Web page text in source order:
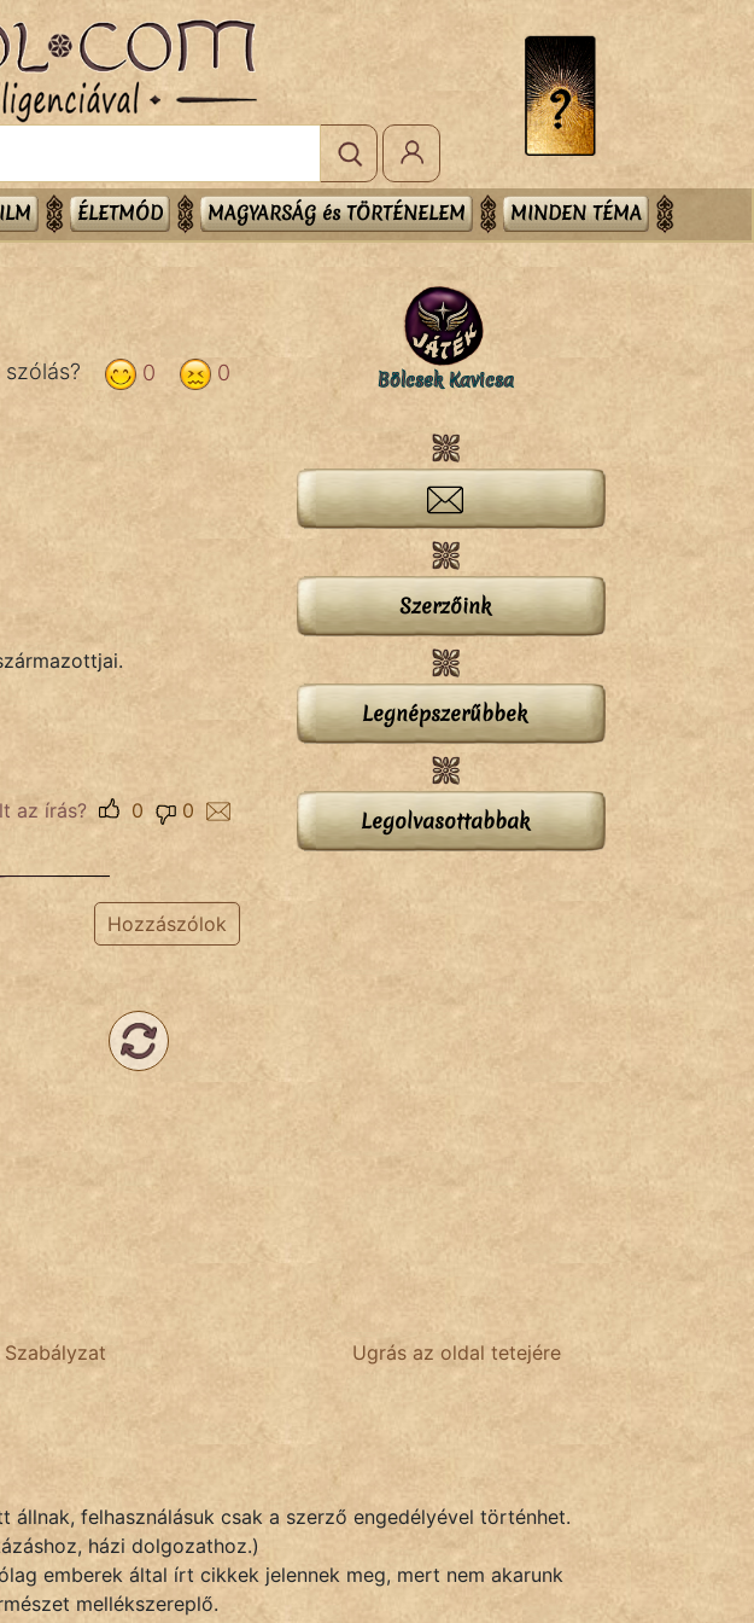
ÉLETMÓD MAGYARSÁG és TÖRTÉNELEM MINDEN TÉMA
0
0
az írás? 0
0
Hozzászólok
Bölcsek Kavicsa
Szerzőink
Legnépszerűbbek
Legolvasottabbak
Ugrás az oldal tetejére
Szabályzat
felhasználásuk csak a szerző engedélyével történhet.
házi dolgozathoz.)
emberek által írt cikkek jelennek meg, mert nem akarunk
mellékszereplő.